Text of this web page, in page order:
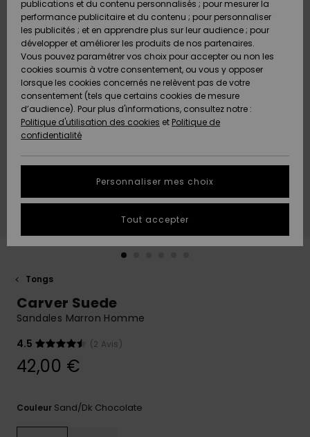
Surf
Snow
Nouveautés
A
Découvrir
Surf
Snow
Nouveautés
A
Découvrir
Snow
Communauté
Shop
Femme
A
Découvrir
Communauté
OUTLET
AIDE &
CONTACT
Carte
Cadeau
Quiksilver
Freedom
Protection
des
tailles
conversation
plus rapide
à votre
Démarrer
des
réponses
MAGASINS
QUIKSILVER
Tongs
Carver Suede
Sandales Marron Homme
4.5
(2 Avis)
42,00 €
Couleur Sand/dk Chocolate
publications et du contenu personnalisés ; pour mesurer la
performance publicitaire et du contenu ; pour personnaliser
les publicités ; et en apprendre plus sur leur audience ; pour
développer et améliorer les produits de nos partenaires.
Vous pouvez paramétrer vos choix pour accepter ou non les
cookies soumis à votre consentement, ou vous y opposer
lorsque les cookies concernés ne relèvent pas de votre
consentement (tels que certains cookies de mesure
d’audience). Pour plus d'informations, consultez notre :
Politique d'utilisation des cookies et Politique de
confidentialité
Personnaliser mes choix
Tout accepter